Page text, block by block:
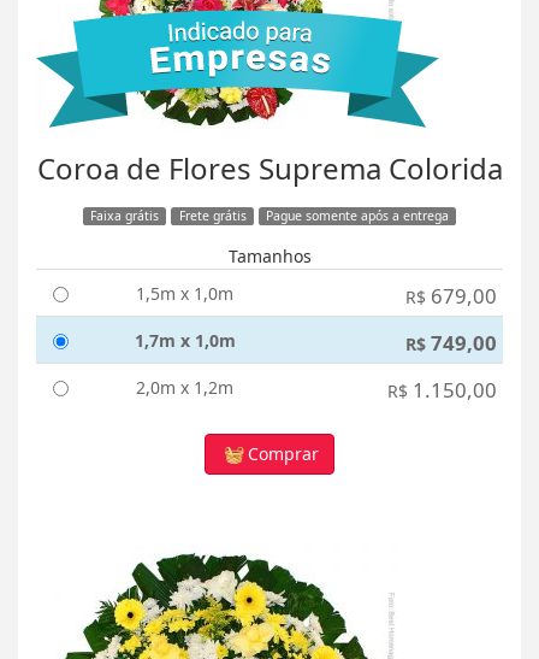
Coroa de Flores Suprema Colorida
Faixa grátis Frete grátis Pague somente após a entrega
Tamanhos
1,5m x 1,0m
R$ 679,00
1,7m x 1,0m R$ 749,00
2,0m x 1,2m R$ 1.150,00
Comprar